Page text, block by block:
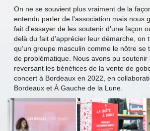
On ne se souvient plus vraiment de la
entendu parler de l'association mais nous
fait d'essayer de les soutenir d'une façon
delà du fait d'apprécier leur démarche, on
qu'un groupe masculin comme le nôtre se
de problématique. Nous avons pu soutenir
reversant les bénéfices de la vente de
concert à Bordeaux en 2022, en
Bordeaux et À Gauche de la Lune.